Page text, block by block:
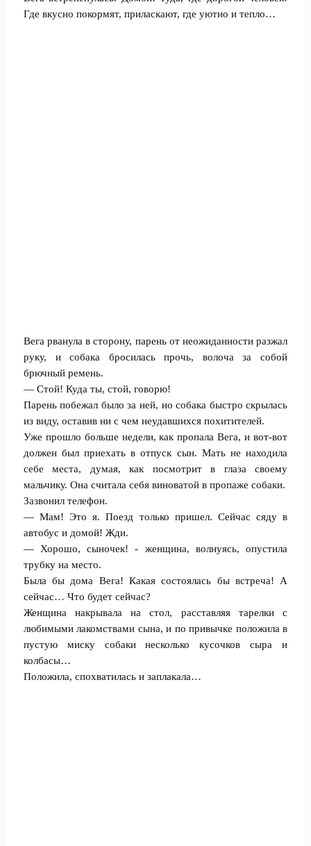
Где вкусно покормят, приласкают, где уютно и тепло…
Вега рванула в сторону, парень от неожиданности разжал
руку, и собака бросилась прочь, волоча за собой
брючный ремень.
— Стой! Куда ты, стой, говорю!
Парень побежал было за ней, но собака быстро скрылась
из виду, оставив ни с чем неудавшихся похитителей.
Уже прошло больше недели, как пропала Вега, и вот-вот
должен был приехать в отпуск сын. Мать не находила
себе места, думая, как посмотрит в глаза своему
мальчику. Она считала себя виноватой в пропаже собаки.
Зазвонил телефон.
— Мам! Это я. Поезд только пришел. Сейчас сяду в
автобус и домой! Жди.
— Хорошо, сыночек! - женщина, волнуясь, опустила
трубку на место.
Была бы дома Вега! Какая состоялась бы встреча! А
сейчас… Что будет сейчас?
Женщина накрывала на стол, расставляя тарелки с
любимыми лакомствами сына, и по привычке положила в
пустую миску собаки несколько кусочков сыра и
колбасы…
Положила, спохватилась и заплакала…